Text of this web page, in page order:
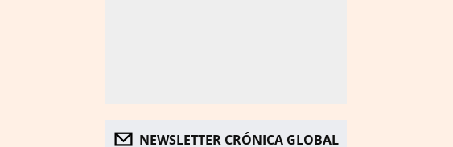
NEWSLETTER CRÓNICA GLOBAL